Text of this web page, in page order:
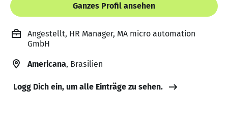
Ganzes Profil ansehen
Angestellt, HR Manager, MA micro automation
GmbH
Americana, Brasilien
Logg Dich ein, um alle Einträge zu sehen.